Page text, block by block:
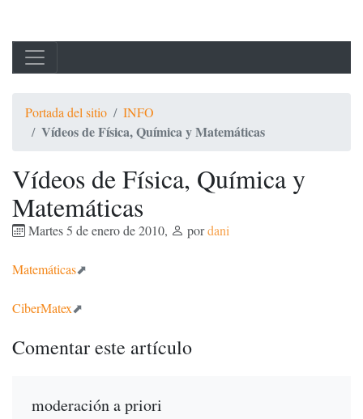
Portada del sitio INFO
Vídeos de Física, Química y Matemáticas
Vídeos de Física, Química y
Matemáticas
Martes 5 de enero de 2010, pordani
Matemáticas
CiberMatex
Comentar este artículo
moderación a priori